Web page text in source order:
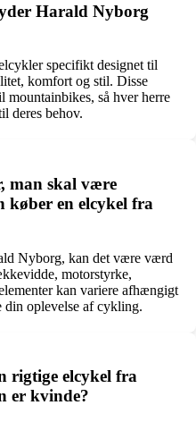
Harald Nyborg
specifikt designet til
komfort og stil. Disse
så hver herre
deres behov.
man skal være
en elcykel fra
Nyborg, kan det være værd
motorstyrke,
kan variere afhængigt
oplevelse af cykling.
rigtige elcykel fra
er kvinde?